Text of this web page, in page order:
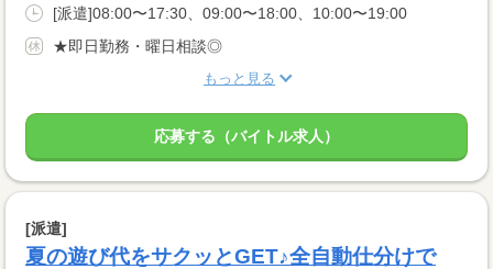
[派遣]08:00〜17:30、09:00〜18:00、10:00〜19:00
★即日勤務・曜日相談◎
もっと見る
応募する（バイトル求人）
[派遣]
夏の遊び代をサクッとGET♪全自動仕分けで